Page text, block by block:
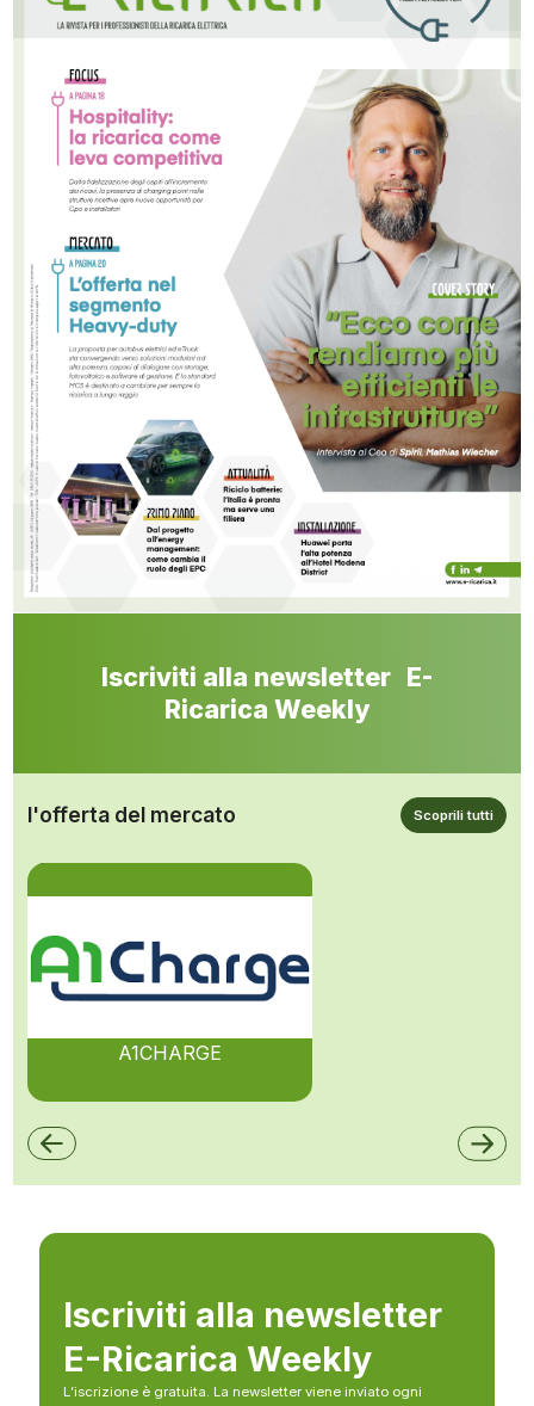
Iscriviti alla newsletter E-
Ricarica Weekly
l'offerta del mercato Scoprili tutti
A1CHARGE
Iscriviti alla newsletter
E-Ricarica Weekly
L’iscrizione è gratuita. La newsletter viene inviato ogni